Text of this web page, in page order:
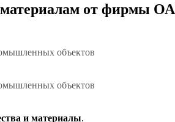
от фирмы
объектов
объектов
и материалы.